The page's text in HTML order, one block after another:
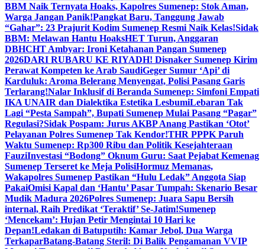
BBM Naik Ternyata Hoaks, Kapolres Sumenep: Stok Aman,
Warga Jangan Panik!Pangkat Baru, Tanggung Jawab
“Gahar”: 23 Prajurit Kodim Sumenep Resmi Naik Kelas!Sidak
BBM: Melawan Hantu HoaksHET Turun, Anggaran
DBHCHT Ambyar: Ironi Ketahanan Pangan Sumenep
2026DARI RUBARU KE RIYADH! Disnaker Sumenep Kirim
Perawat Kompeten ke Arab SaudiGeger Sumur ‘Api’ di
Karduluk: Aroma Belerang Menyengat, Polisi Pasang Garis
Terlarang!Nalar Inklusif di Beranda Sumenep: Simfoni Empati
IKA UNAIR dan Dialektika Estetika LesbumiLebaran Tak
Lagi “Pesta Sampah”, Bupati Sumenep Mulai Pasang “Pagar”
Regulasi?Sidak Pospam: Jurus AKBP Anang Pastikan ‘Otot’
Pelayanan Polres Sumenep Tak Kendor!THR PPPK Paruh
Waktu Sumenep: Rp300 Ribu dan Politik Kesejahteraan
FauziInvestasi “Bodong” Oknum Guru: Saat Pejabat Kemenag
Sumenep Terseret ke Meja PolisiHormuz Memanas,
Wakapolres Sumenep Pastikan “Hulu Ledak” Anggota Siap
PakaiOmisi Kapal dan ‘Hantu’ Pasar Tumpah: Skenario Besar
Mudik Madura 2026Polres Sumenep: Juara Sapu Bersih
internal, Raih Predikat ‘Teraktif’ Se-Jatim!Sumenep
‘Mencekam’: Hujan Petir Mengintai 10 Hari ke
Depan!Ledakan di Batuputih: Kamar Jebol, Dua Warga
TerkaparBatang-Batang Steril: Di Balik Pengamanan VVIP